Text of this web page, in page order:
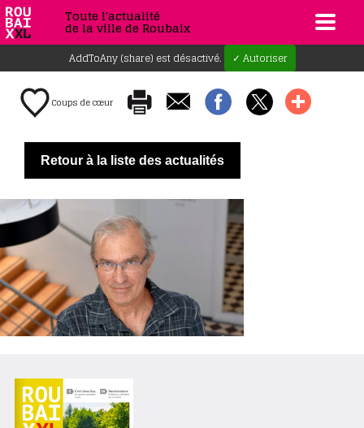
Toute l'actualité
de la ville de Roubaix
AddToAny (share) est désactivé. ✓ Autoriser
Coups de cœur
Retour à la liste des actualités